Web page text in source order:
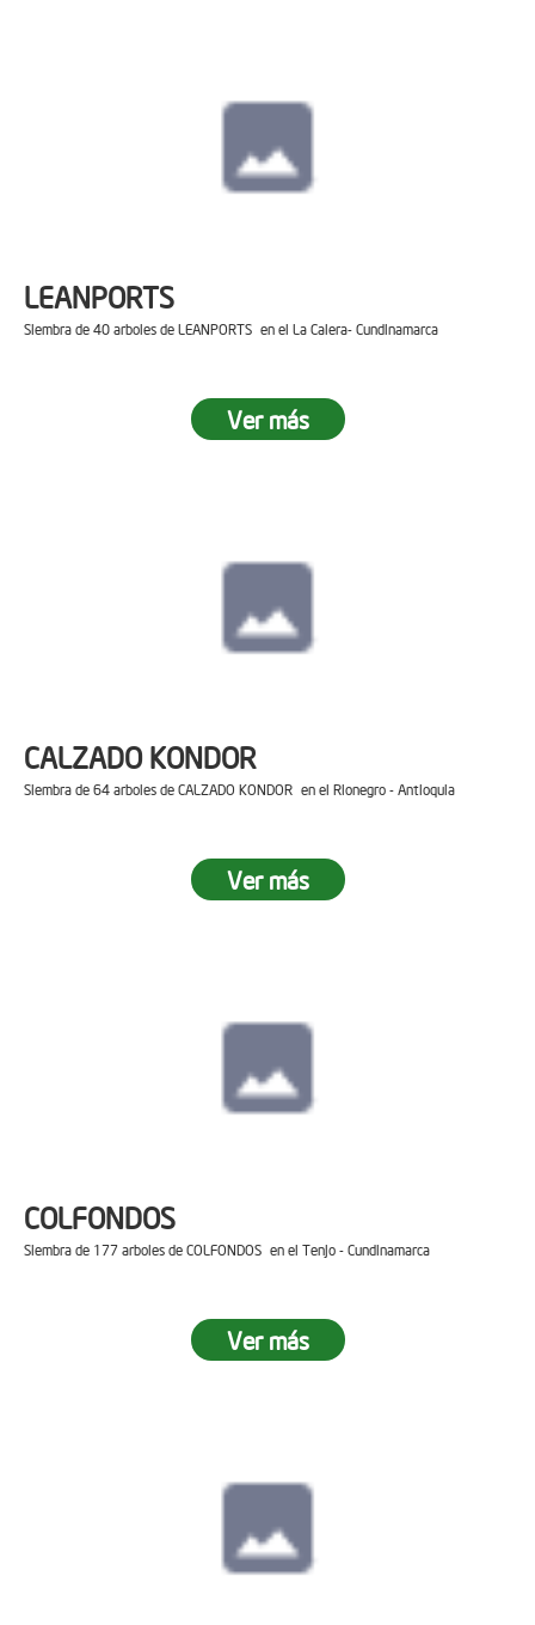
LEANPORTS
Siembra de 40 arboles de LEANPORTS en el La Calera- Cundinamarca
Ver más
CALZADO KONDOR
Siembra de 64 arboles de CALZADO KONDOR en el Rionegro - Antioquia
Ver más
COLFONDOS
Siembra de 177 arboles de COLFONDOS en el Tenjo - Cundinamarca
Ver más